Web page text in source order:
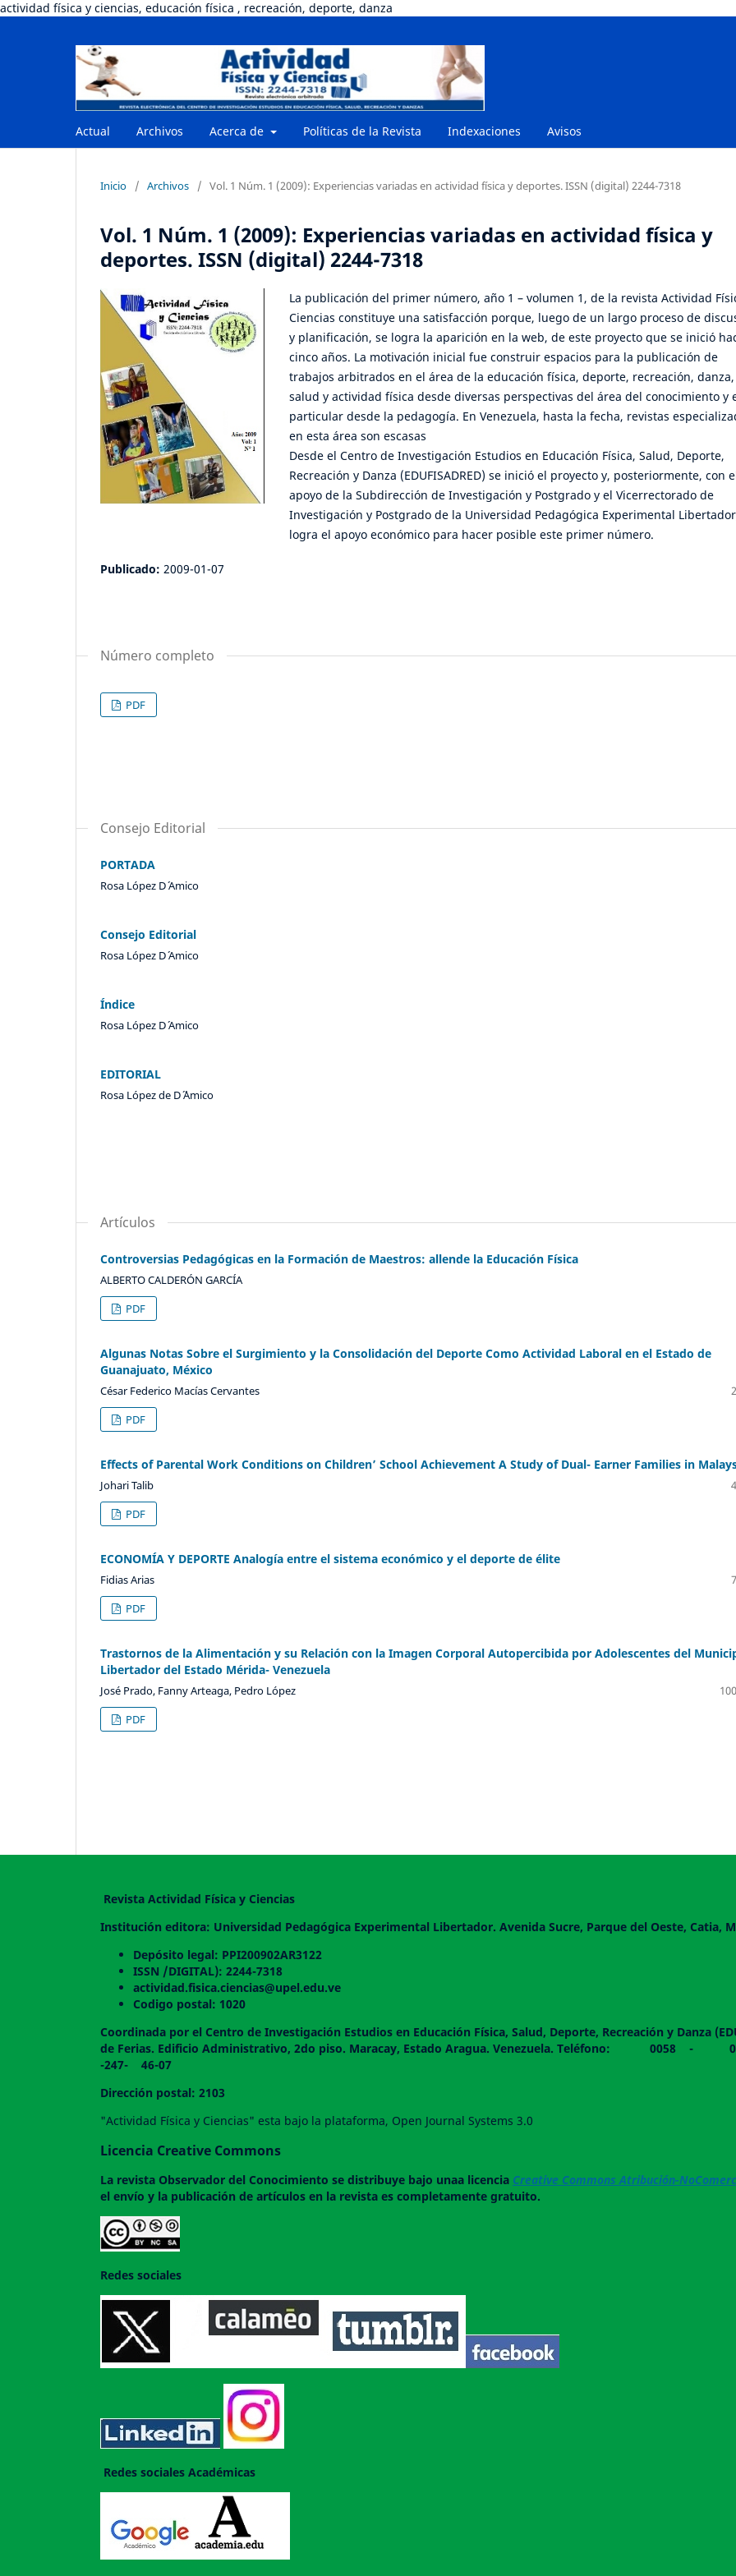
actividad física y ciencias, educación física , recreación, deporte, danza
Actual Archivos Acerca de Políticas de la Revista Indexaciones Avisos
Inicio / Archivos / Vol. 1 Núm. 1 (2009): Experiencias variadas en actividad física y deportes. ISSN (digital) 2244-7318
Vol. 1 Núm. 1 (2009): Experiencias variadas en actividad física y
deportes. ISSN (digital) 2244-7318
La publicación del primer número, año 1 – volumen 1, de la revista Actividad
Ciencias constituye una satisfacción porque, luego de un largo proceso de
y planificación, se logra la aparición en la web, de este proyecto que se inició
cinco años. La motivación inicial fue construir espacios para la publicación de
trabajos arbitrados en el área de la educación física, deporte, recreación, danza,
salud y actividad física desde diversas perspectivas del área del conocimiento y
particular desde la pedagogía. En Venezuela, hasta la fecha, revistas
en esta área son escasas
Desde el Centro de Investigación Estudios en Educación Física, Salud, Deporte,
Recreación y Danza (EDUFISADRED) se inició el proyecto y, posteriormente, con
apoyo de la Subdirección de Investigación y Postgrado y el Vicerrectorado de
Investigación y Postgrado de la Universidad Pedagógica Experimental
logra el apoyo económico para hacer posible este primer número.
Publicado: 2009-01-07
Número completo
PDF
Consejo Editorial
PORTADA
Rosa López D´ Amico
Consejo Editorial
Rosa López D´ Amico
Índice
Rosa López D´ Amico
EDITORIAL
Rosa López de D´ ´Amico
Artículos
Controversias Pedagógicas en la Formación de Maestros: allende la Educación Física
ALBERTO CALDERÓN GARCÍA
PDF
Algunas Notas Sobre el Surgimiento y la Consolidación del Deporte Como Actividad Laboral en el Estado de
Guanajuato, México
César Federico Macías Cervantes
PDF
Effects of Parental Work Conditions on Children’ School Achievement A Study of Dual- Earner Families in
Johari Talib
PDF
ECONOMÍA Y DEPORTE Analogía entre el sistema económico y el deporte de élite
Fidias Arias
PDF
Trastornos de la Alimentación y su Relación con la Imagen Corporal Autopercibida por Adolescentes del
Libertador del Estado Mérida- Venezuela
José Prado, Fanny Arteaga, Pedro López
PDF
Revista Actividad Física y Ciencias
Institución editora: Universidad Pedagógica Experimental Libertador. Avenida Sucre, Parque del Oeste, Catia,
Depósito legal: PPI200902AR3122
ISSN /DIGITAL): 2244-7318
actividad.fisica.ciencias@upel.edu.ve
Codigo postal: 1020
Coordinada por el Centro de Investigación Estudios en Educación Física, Salud, Deporte, Recreación y Danza
de Ferias. Edificio Administrativo, 2do piso. Maracay, Estado Aragua. Venezuela. Teléfono:
-247- 46-07
Dirección postal: 2103
"Actividad Física y Ciencias" esta bajo la plataforma, Open Journal Systems 3.0
Licencia Creative Commons
La revista Observador del Conocimiento se distribuye bajo unaa licencia Creative Commons Atribución-
el envío y la publicación de artículos en la revista es completamente gratuito.
Redes sociales
Redes sociales Académicas